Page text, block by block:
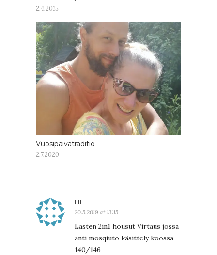
2.4.2015
Vuosipäivätraditio
2.7.2020
HELI
20.5.2019 at 13:15
Lasten 2in1 housut Virtaus jossa
anti mosqiuto käsittely koossa
140/146